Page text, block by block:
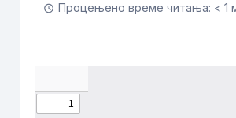
Процењено време читања: < 1